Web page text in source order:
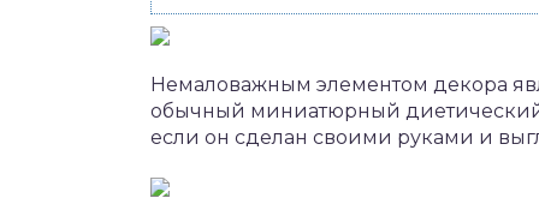
Немаловажным элементом декора
обычный миниатюрный диетический
если он сделан своими руками и